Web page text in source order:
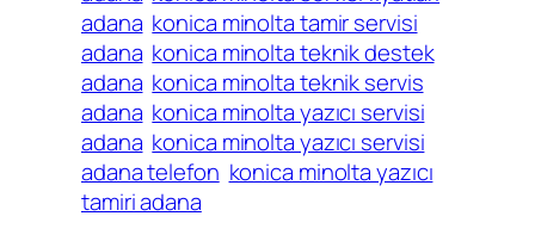
adana konica minolta tamir servisi
adana konica minolta teknik destek
adana konica minolta teknik servis
adana konica minolta yazıcı servisi
adana konica minolta yazıcı servisi
adana telefon konica minolta yazıcı
tamiri adana